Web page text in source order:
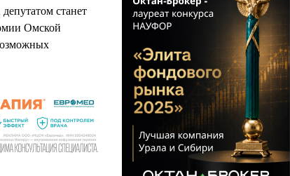
станет
Омской